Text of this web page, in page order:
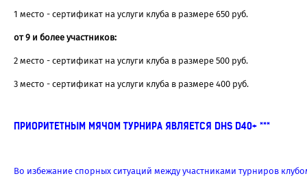
1 место - сертификат на услуги клуба в размере 650 руб.
от 9 и более участников:
2 место - сертификат на услуги клуба в размере 500 руб.
3 место - сертификат на услуги клуба в размере 400 руб.
ПРИОРИТЕТНЫМ МЯЧОМ ТУРНИРА ЯВЛЯЕТСЯ DHS D40+ ***
Во избежание спорных ситуаций между участниками турниров